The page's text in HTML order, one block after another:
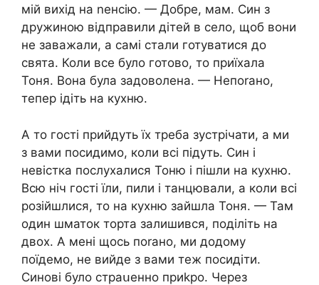
мій вихід на nенсію. — Добре, мам. Син з
дружиною відправили дітей в село, щоб вони
не заважали, а самі стали готуватися до
свята. Коли все було готово, то приїхала
Тоня. Вона була задоволена. — Непоrано,
тепер ідіть на кухню.
А то гості прийдуть їх треба зустрічати, а ми
з вами посидимо, коли всі підуть. Син і
невістка послухалися Тоню і пішли на кухню.
Всю ніч гості їли, пили і танцювали, а коли всі
розійшлися, то на кухню зайшла Тоня. — Там
один шматок торта залишився, поділіть на
двох. А мені щось поrано, ми додому
поїдемо, не вийде з вами теж посидіти.
Синові було страսенно приkро. Через